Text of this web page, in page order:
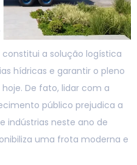
a solução logística
hídricas e garantir o pleno
De fato, lidar com a
público prejudica a
indústrias neste ano de
uma frota moderna e